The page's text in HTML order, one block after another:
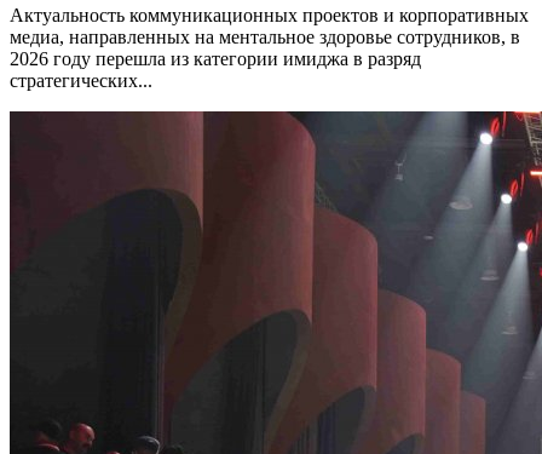
Актуальность коммуникационных проектов и корпоративных
медиа, направленных на ментальное здоровье сотрудников, в
2026 году перешла из категории имиджа в разряд
стратегических...